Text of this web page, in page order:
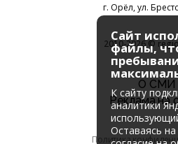
г. Орёл, ул.
2010-2026 ©
О СМИ
Реклама на
Политика
Сайт
файлы,
К cайту
аналитики
Оставаясь